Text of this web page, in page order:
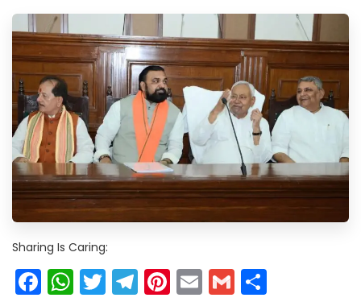
Sharing Is Caring:
Facebook
WhatsApp
Twitter
Telegram
Pinterest
EmailGmail